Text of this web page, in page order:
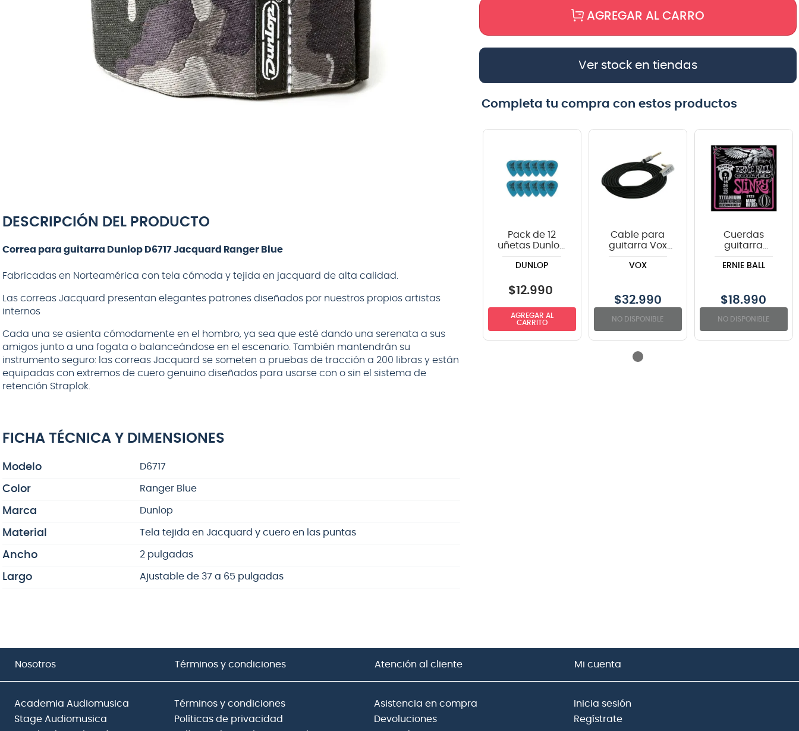
DESCRIPCIÓN DEL PRODUCTO
Correa para guitarra Dunlop D6717 Jacquard Ranger Blue
Fabricadas en Norteamérica con tela cómoda y tejida en jacquard de alta calidad.
Las correas Jacquard presentan elegantes patrones diseñados por nuestros propios artistas
internos
Cada una se asienta cómodamente en el hombro, ya sea que esté dando una serenata a sus
amigos junto a una fogata o balanceándose en el escenario. También mantendrán su
instrumento seguro: las correas Jacquard se someten a pruebas de tracción a 200 libras y están
equipadas con extremos de cuero genuino diseñados para usarse con o sin el sistema de
retención Straplok.
FICHA TÉCNICA Y DIMENSIONES
Modelo D6717
Color Ranger Blue
Marca Dunlop
Material Tela tejida en Jacquard y cuero en las puntas
Ancho 2 pulgadas
Largo Ajustable de 37 a 65 pulgadas
AGREGAR AL CARRO
Ver stock en tiendas
Completa tu compra con estos productos
Pack de 12
uñetas Dunlop
DUNLOP
$12.990
AGREGAR AL
CARRITO
Cable para
guitarra Vox
negro - 6
VOX
$32.990
NO DISPONIBLE
Cuerdas
guitarra
Ball P03123
ERNIE BALL
$18.990
NO DISPONIBLE
Nosotros Términos y condiciones Atención al cliente Mi cuenta
Academia Audiomusica
Stage Audiomusica
Términos y condiciones
Políticas de privacidad
Asistencia en compra
Devoluciones
Inicia sesión
Regístrate